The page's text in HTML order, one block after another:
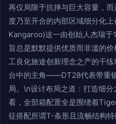
再仅局限于抗摔与巨大容量，
度乃至开合的内部区域细分化
Kangaroo)这一由创始人杰瑞
旨总是默默提供优质而非滥的
工良化旅途创新理念之产的干
台中的主角——DT28代表带重
局。\n设计布局之道：打造细
看，全部箱配置全是围绕着
征搭配所谓T-条形且流畅结构